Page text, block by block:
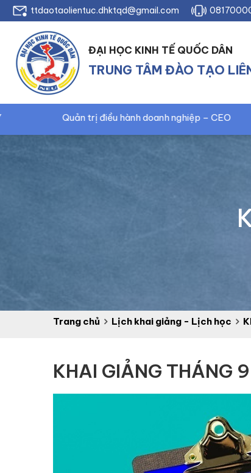
ttdaotaolientuc.dhktqd@gmail.com
ĐẠI HỌC KINH TẾ QUỐC DÂN
TRUNG TÂM ĐÀO TẠO
hành doanh nghiệp – CEO Marketing và bán
Trang chủ Lịch khai giảng - Lịch học
KHAI GIẢNG THÁNG